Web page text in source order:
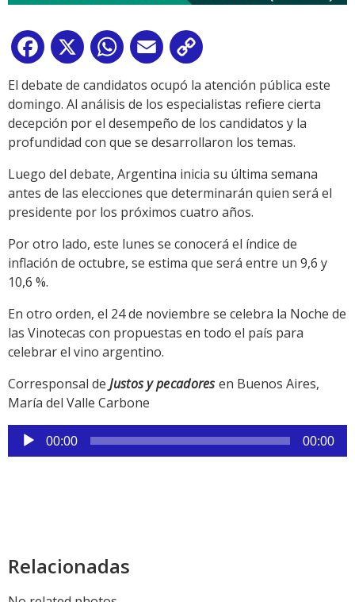
Facebook
X WhatsApp
Email
Link
El debate de candidatos ocupó la atención pública este
domingo. Al análisis de los especialistas refiere cierta
decepción por el desempeño de los candidatos y la
profundidad con que se desarrollaron los temas.
Luego del debate, Argentina inicia su última semana
antes de las elecciones que determinarán quien será el
presidente por los próximos cuatro años.
Por otro lado, este lunes se conocerá el índice de
inflación de octubre, se estima que será entre un 9,6 y
10,6 %.
En otro orden, el 24 de noviembre se celebra la Noche de
las Vinotecas con propuestas en todo el país para
celebrar el vino argentino.
Corresponsal de Justos y pecadoresen Buenos Aires,
María del Valle Carbone
Reproductor
de
00:00 00:00
Relacionadas